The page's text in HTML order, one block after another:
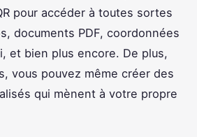
pour accéder à toutes sortes
documents PDF, coordonnées
et bien plus encore. De plus,
vous pouvez même créer des
qui mènent à votre propre